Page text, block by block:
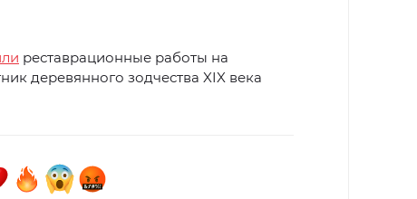
реставрационные работы на
деревянного зодчества XIX века